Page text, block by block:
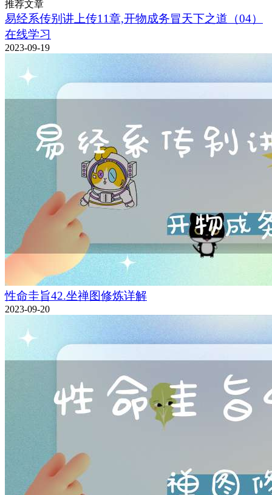
推荐文章
易经系传别讲上传11章,开物成务冒天下之道（04）
在线学习
2023-09-19
性命圭旨42.坐禅图修炼详解
2023-09-20